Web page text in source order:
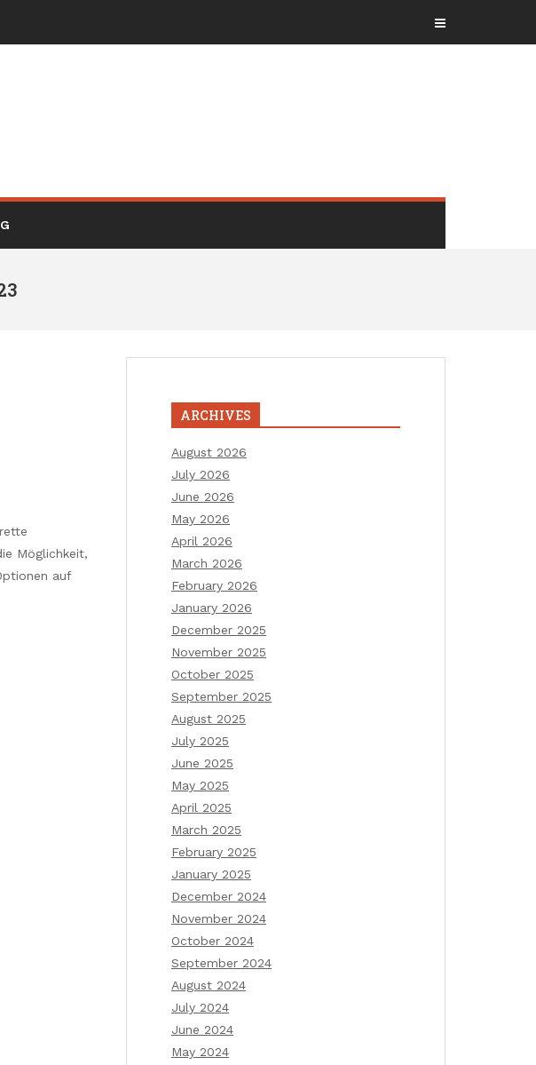
Möglichkeit,
auf
ARCHIVES
August 2026
July 2026
June 2026
May 2026
April 2026
March 2026
February 2026
January 2026
December 2025
November 2025
October 2025
September 2025
August 2025
July 2025
June 2025
May 2025
April 2025
March 2025
February 2025
January 2025
December 2024
November 2024
October 2024
September 2024
August 2024
July 2024
June 2024
May 2024